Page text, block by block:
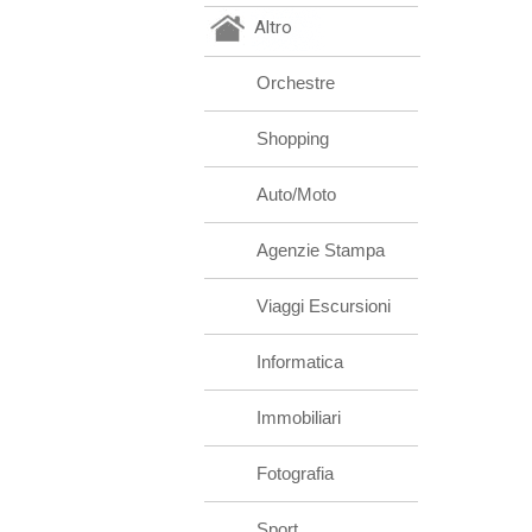
Altro
Orchestre
Shopping
Auto/Moto
Agenzie Stampa
Viaggi Escursioni
Informatica
Immobiliari
Fotografia